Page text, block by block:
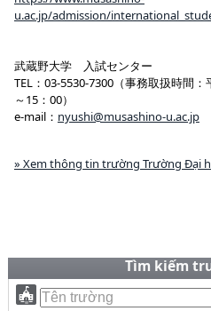
u.ac.jp/admission/
武蔵野大学 入試センター
TEL：03-5530-7300（事務取扱時間
～15：00）
e-mail： nyushi@musashino-u.ac.jp
» Xem thông tin trường Trường Đại
Tìm kiếm